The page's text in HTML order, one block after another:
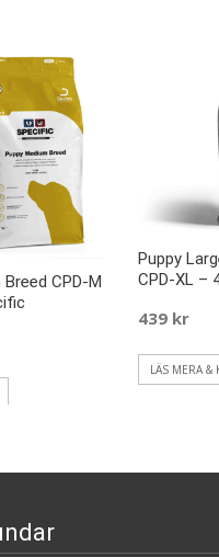
CPD-M
Puppy
CPD-XL –
439 kr
LÄS MERA &